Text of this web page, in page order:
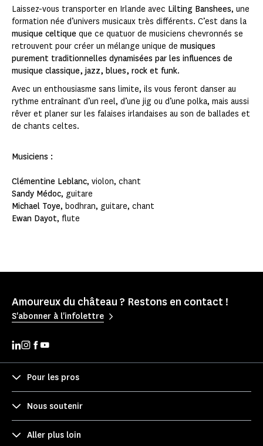
Laissez-vous transporter en Irlande avec Lilting Banshees, une
formation née d’univers musicaux très différents. C’est dans la
musique celtique que ce quatuor de musiciens chevronnés se
retrouvent pour créer un mélange unique de musiques
purement traditionnelles dynamisées par les influences de
musique classique, jazz, blues, rock et funk.
Avec un enthousiasme sans limite, ils vous feront danser au
rythme entraînant d’un reel, d’une jig ou d’une polka, mais aussi
rêver et planer sur les falaises irlandaises au son de ballades et
de chants celtes.
Musiciens :
Clémentine Leblanc, violon, chant
Sandy Médoc, guitare
Michael Toye, bodhran, guitare, chant
Ewan Dayot, flute
Amoureux du château ? Restons en contact !
S'abonner à l'infolettre
Pour les pros
Nous soutenir
Aller plus loin